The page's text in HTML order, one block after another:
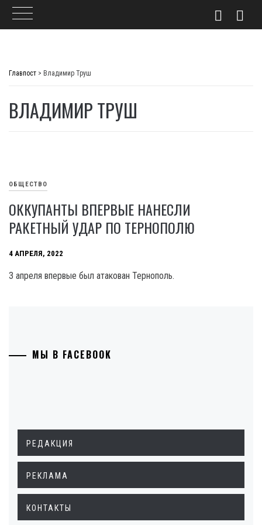
Главпост > Владимир Труш
ВЛАДИМИР ТРУШ
ОБЩЕСТВО
ОККУПАНТЫ ВПЕРВЫЕ НАНЕСЛИ
РАКЕТНЫЙ УДАР ПО ТЕРНОПОЛЮ
4 АПРЕЛЯ, 2022
3 апреля впервые был атакован Тернополь.
МЫ В FACEBOOK
РЕДАКЦИЯ
РЕКЛАМА
КОНТАКТЫ